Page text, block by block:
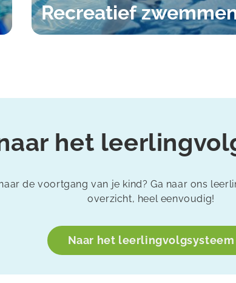
Recreatief
het
de voortgang van je kind? Ga naar ons
overzicht, heel eenvoudig!
Naar het leerlingvolgsysteem